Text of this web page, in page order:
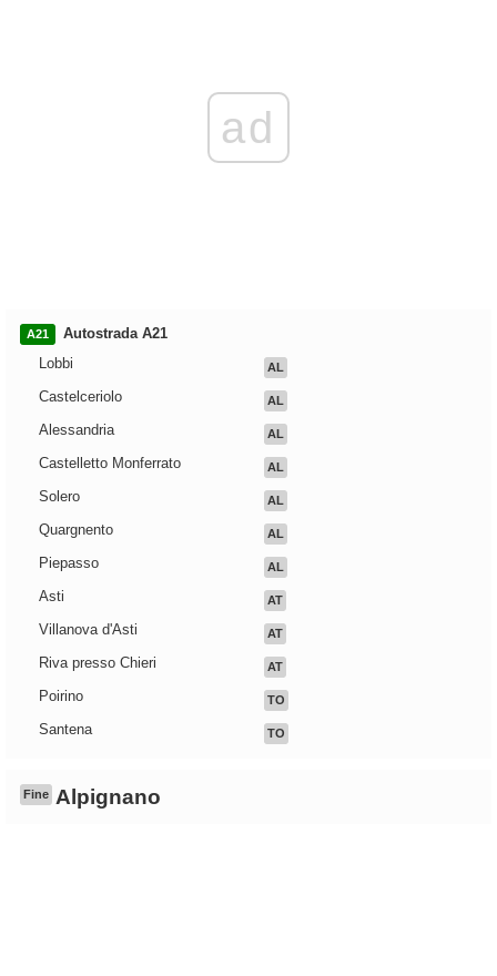
ad
A21
Autostrada A21
Lobbi
AL
Castelceriolo AL
Alessandria AL
Castelletto Monferrato AL
Solero AL
Quargnento AL
Piepasso AL
Asti AT
Villanova d'Asti AT
Riva presso Chieri AT
Poirino TO
Santena TO
Fine Alpignano